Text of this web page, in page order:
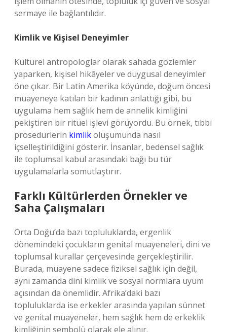
sermaye ile bağlantılıdır.
Kimlik ve Kişisel Deneyimler
Kültürel antropologlar olarak sahada gözlemler
yaparken, kişisel hikâyeler ve duygusal deneyimler
öne çıkar. Bir Latin Amerika köyünde, doğum öncesi
muayeneye katılan bir kadının anlattığı gibi, bu
uygulama hem sağlık hem de annelik kimliğini
pekiştiren bir ritüel işlevi görüyordu. Bu örnek, tıbbi
prosedürlerin kimlikoluşumunda nasıl
içselleştirildiğini gösterir. İnsanlar, bedensel sağlık
ile toplumsal kabul arasındaki bağı bu tür
uygulamalarla somutlaştırır.
Farklı Kültürlerden Örnekler ve
Saha Çalışmaları
Orta Doğu’da bazı topluluklarda, ergenlik
dönemindeki çocukların genital muayeneleri, dini ve
toplumsal kurallar çerçevesinde gerçekleştirilir.
Burada, muayene sadece fiziksel sağlık için değil,
aynı zamanda dini kimlik ve sosyal normlara uyum
açısından da önemlidir. Afrika’daki bazı
topluluklarda ise erkekler arasında yapılan sünnet
ve genital muayeneler, hem sağlık hem de erkeklik
kimliğinin sembolü olarak ele alınır.